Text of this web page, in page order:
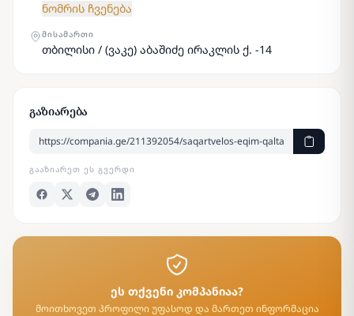
ნომრის ჩვენება
ᲛᲘᲡᲐᲛᲐᲠᲗᲘ
თბილისი / (ვაკე) აბაშიძე ირაკლის ქ. -14
გაზიარება
ᲒᲐᲐᲖᲘᲐᲠᲔᲗ ᲔᲡ ᲒᲕᲔᲠᲓᲘ
ეს თქვენი კომპანიაა?
მოითხოვეთ პროფილი უფასოდ და მართეთ ინფორმაცია